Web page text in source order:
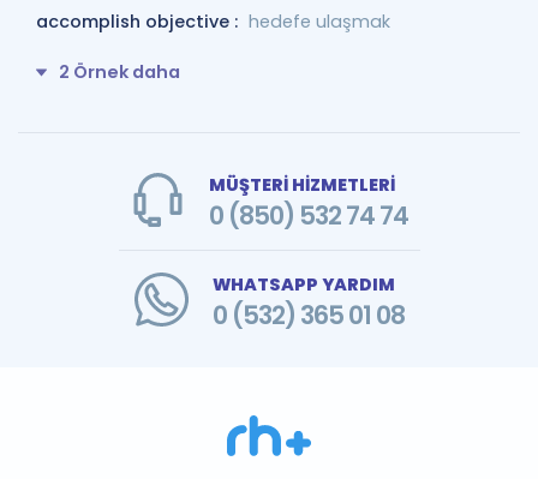
accomplish objective : hedefe ulaşmak
2 Örnek daha
MÜŞTERİ HİZMETLERİ
0 (850) 532 74 74
WHATSAPP YARDIM
0 (532) 365 01 08